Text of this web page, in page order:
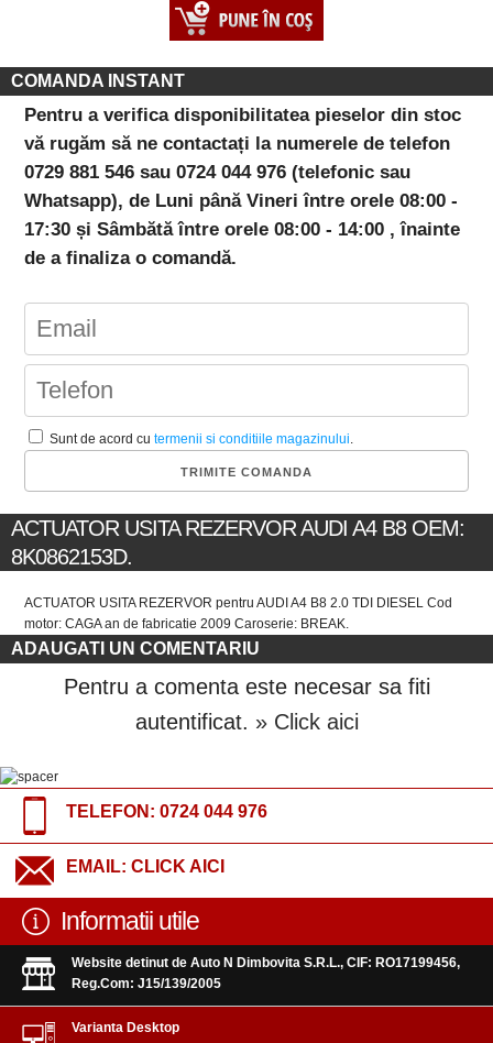
COMANDA INSTANT
Pentru a verifica disponibilitatea pieselor din stoc
vă rugăm să ne contactați la numerele de telefon
0729 881 546 sau 0724 044 976 (telefonic sau
Whatsapp), de Luni până Vineri între orele 08:00 -
17:30 și Sâmbătă între orele 08:00 - 14:00 , înainte
de a finaliza o comandă.
Sunt de acord cutermenii si conditiile magazinului.
ACTUATOR USITA REZERVOR AUDI A4 B8 OEM:
8K0862153D.
ACTUATOR USITA REZERVOR pentru AUDI A4 B8 2.0 TDI DIESEL Cod
motor: CAGA an de fabricatie 2009 Caroserie: BREAK.
ADAUGATI UN COMENTARIU
Pentru a comenta este necesar sa fiti
autentificat. » Click aici
TELEFON: 0724 044 976
EMAIL: CLICK AICI
Informatii utile
Website detinut de Auto N Dimbovita S.R.L., CIF: RO17199456,
Reg.Com: J15/139/2005
Varianta Desktop